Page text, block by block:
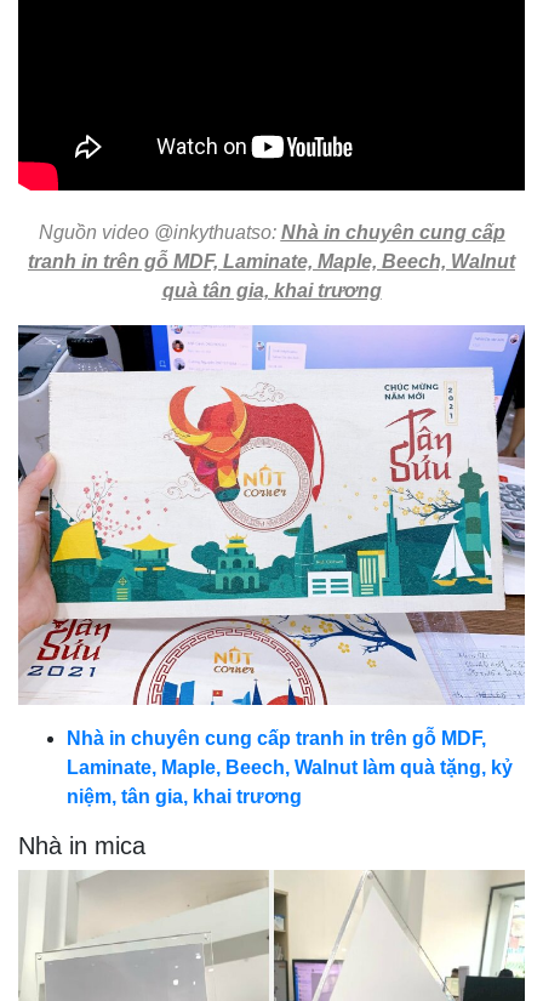
Nguồn video @inkythuatso: Nhà in chuyên cung cấp
tranh in trên gỗ MDF, Laminate, Maple, Beech, Walnut
quà tân gia, khai trương
Nhà in chuyên cung cấp tranh in trên gỗ MDF,
Laminate, Maple, Beech, Walnut làm quà tặng, kỷ
niệm, tân gia, khai trương
Nhà in mica